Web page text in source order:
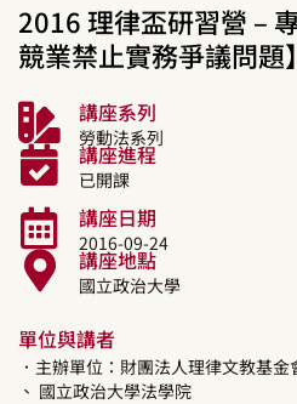
2016 理律盃研習營 –
競業禁止實務爭議問題】
講座系列
勞動法系列
講座進程
已開課
講座日期
2016-09-24
講座地點
國立政治大學
單位與講者
．主辦單位：財團法人理律文教基金
、 國立政治大學法學院